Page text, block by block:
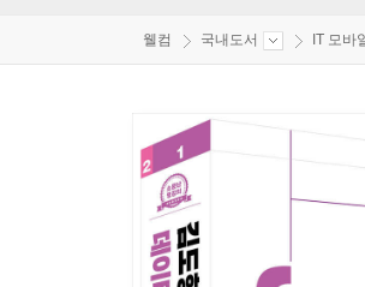
웰컴 국내도서 IT 모바